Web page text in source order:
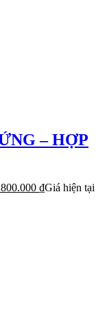
– HỢP
₫Giá hiện tại